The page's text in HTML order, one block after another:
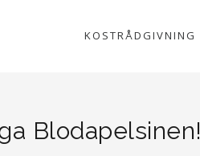
KOSTRÅDGIVNING
Blodapelsinen!